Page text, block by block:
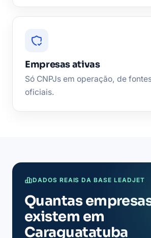
Empresas ativas
Só CNPJs em operação, de
oficiais.
DADOS REAIS DA BASE LEADJET
Quantas
existem em
Caraguatatuba